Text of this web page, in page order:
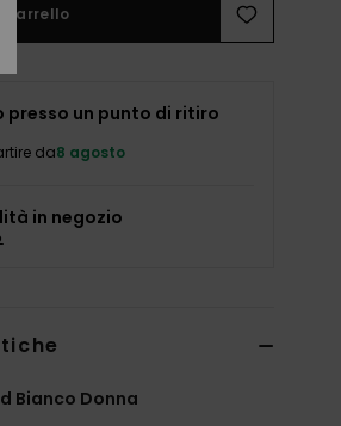
carrello
presso un punto di ritiro
da8 agosto
in negozio
Bianco Donna